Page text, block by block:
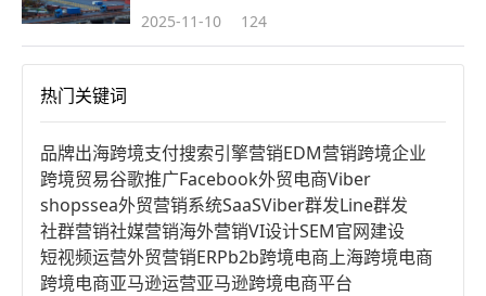
2025-11-10 124
热门关键词
品牌出海跨境支付搜索引擎营销EDM营销跨境企业
跨境贸易谷歌推广Facebook外贸电商Viber
shopssea外贸营销系统SaaSViber群发Line群发
社群营销社媒营销海外营销VI设计SEM官网建设
短视频运营外贸营销ERPb2b跨境电商上海跨境电商
跨境电商亚马逊运营亚马逊跨境电商平台